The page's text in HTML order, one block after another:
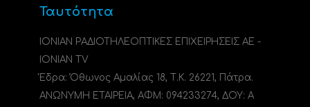
Ταυτότητα
ΙΟΝΙΑΝ ΡΑΔΙΟΤΗΛΕΟΠΤΙΚΕΣ ΕΠΙΧΕΙΡΗΣΕΙΣ ΑΕ -
IONIAN TV
Έδρα: Όθωνος Αμαλίας 18, Τ.Κ. 26221, Πάτρα.
ΑΝΩΝΥΜΗ ΕΤΑΙΡΕΙΑ, ΑΦΜ: 094233274, ΔΟΥ: A